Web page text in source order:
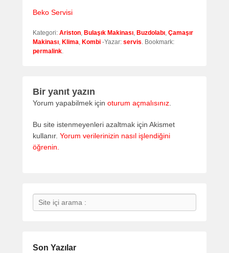
Beko Servisi
Kategori: Ariston, Bulaşık Makinası, Buzdolabı, Çamaşır
Makinası, Klima, Kombi -Yazar: servis. Bookmark:
permalink.
Bir yanıt yazın
Yorum yapabilmek için oturum açmalısınız.
Bu site istenmeyenleri azaltmak için Akismet
kullanır. Yorum verilerinizin nasıl işlendiğini
öğrenin.
Search
Son Yazılar